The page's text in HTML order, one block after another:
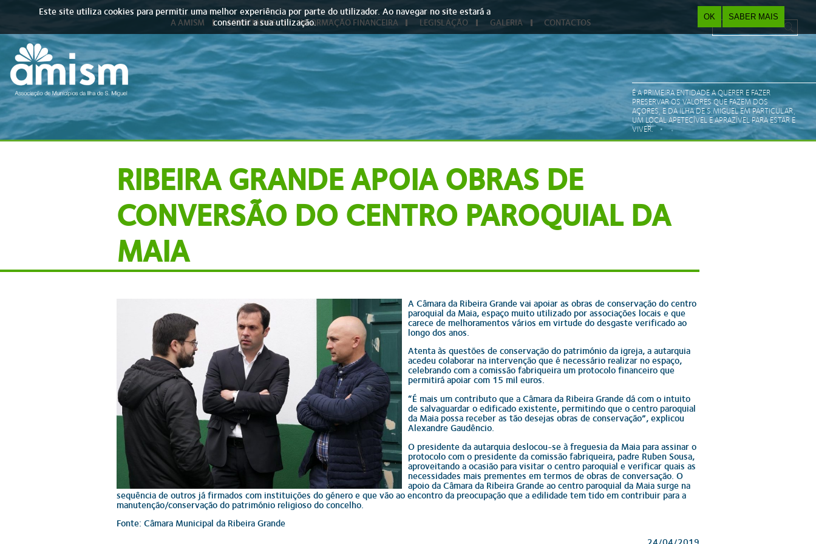
Este site utiliza cookies para permitir uma melhor experiência por parte do utilizador. Ao navegar no site estará a
consentir a sua utilização.
OK SABER MAIS
A AMISM ASSOCIADOS INFORMAÇÃO FINANCEIRA LEGISLAÇÃO GALERIA CONTACTOS
Search form
É A PRIMEIRA ENTIDADE A QUERER E FAZER
PRESERVAR OS VALORES QUE FAZEM DOS
AÇORES, E DA ILHA DE S.MIGUEL EM PARTICULAR,
UM LOCAL APETECÍVEL E APRAZÍVEL PARA ESTAR E
VIVER.
RIBEIRA GRANDE APOIA OBRAS DE
CONVERSÃO DO CENTRO PAROQUIAL DA
MAIA
A Câmara da Ribeira Grande vai apoiar as obras de conservação do centro
paroquial da Maia, espaço muito utilizado por associações locais e que
carece de melhoramentos vários em virtude do desgaste verificado ao
longo dos anos.
Atenta às questões de conservação do património da igreja, a autarquia
acedeu colaborar na intervenção que é necessário realizar no espaço,
celebrando com a comissão fabriqueira um protocolo financeiro que
permitirá apoiar com 15 mil euros.
“É mais um contributo que a Câmara da Ribeira Grande dá com o intuito
de salvaguardar o edificado existente, permitindo que o centro paroquial
da Maia possa receber as tão desejas obras de conservação”, explicou
Alexandre Gaudêncio.
O presidente da autarquia deslocou-se à freguesia da Maia para assinar o
protocolo com o presidente da comissão fabriqueira, padre Ruben Sousa,
aproveitando a ocasião para visitar o centro paroquial e verificar quais as
necessidades mais prementes em termos de obras de conversação. O
apoio da Câmara da Ribeira Grande ao centro paroquial da Maia surge na
sequência de outros já firmados com instituições do género e que vão ao encontro da preocupação que a edilidade tem tido em contribuir para a
manutenção/conservação do património religioso do concelho.
Fonte: Câmara Municipal da Ribeira Grande